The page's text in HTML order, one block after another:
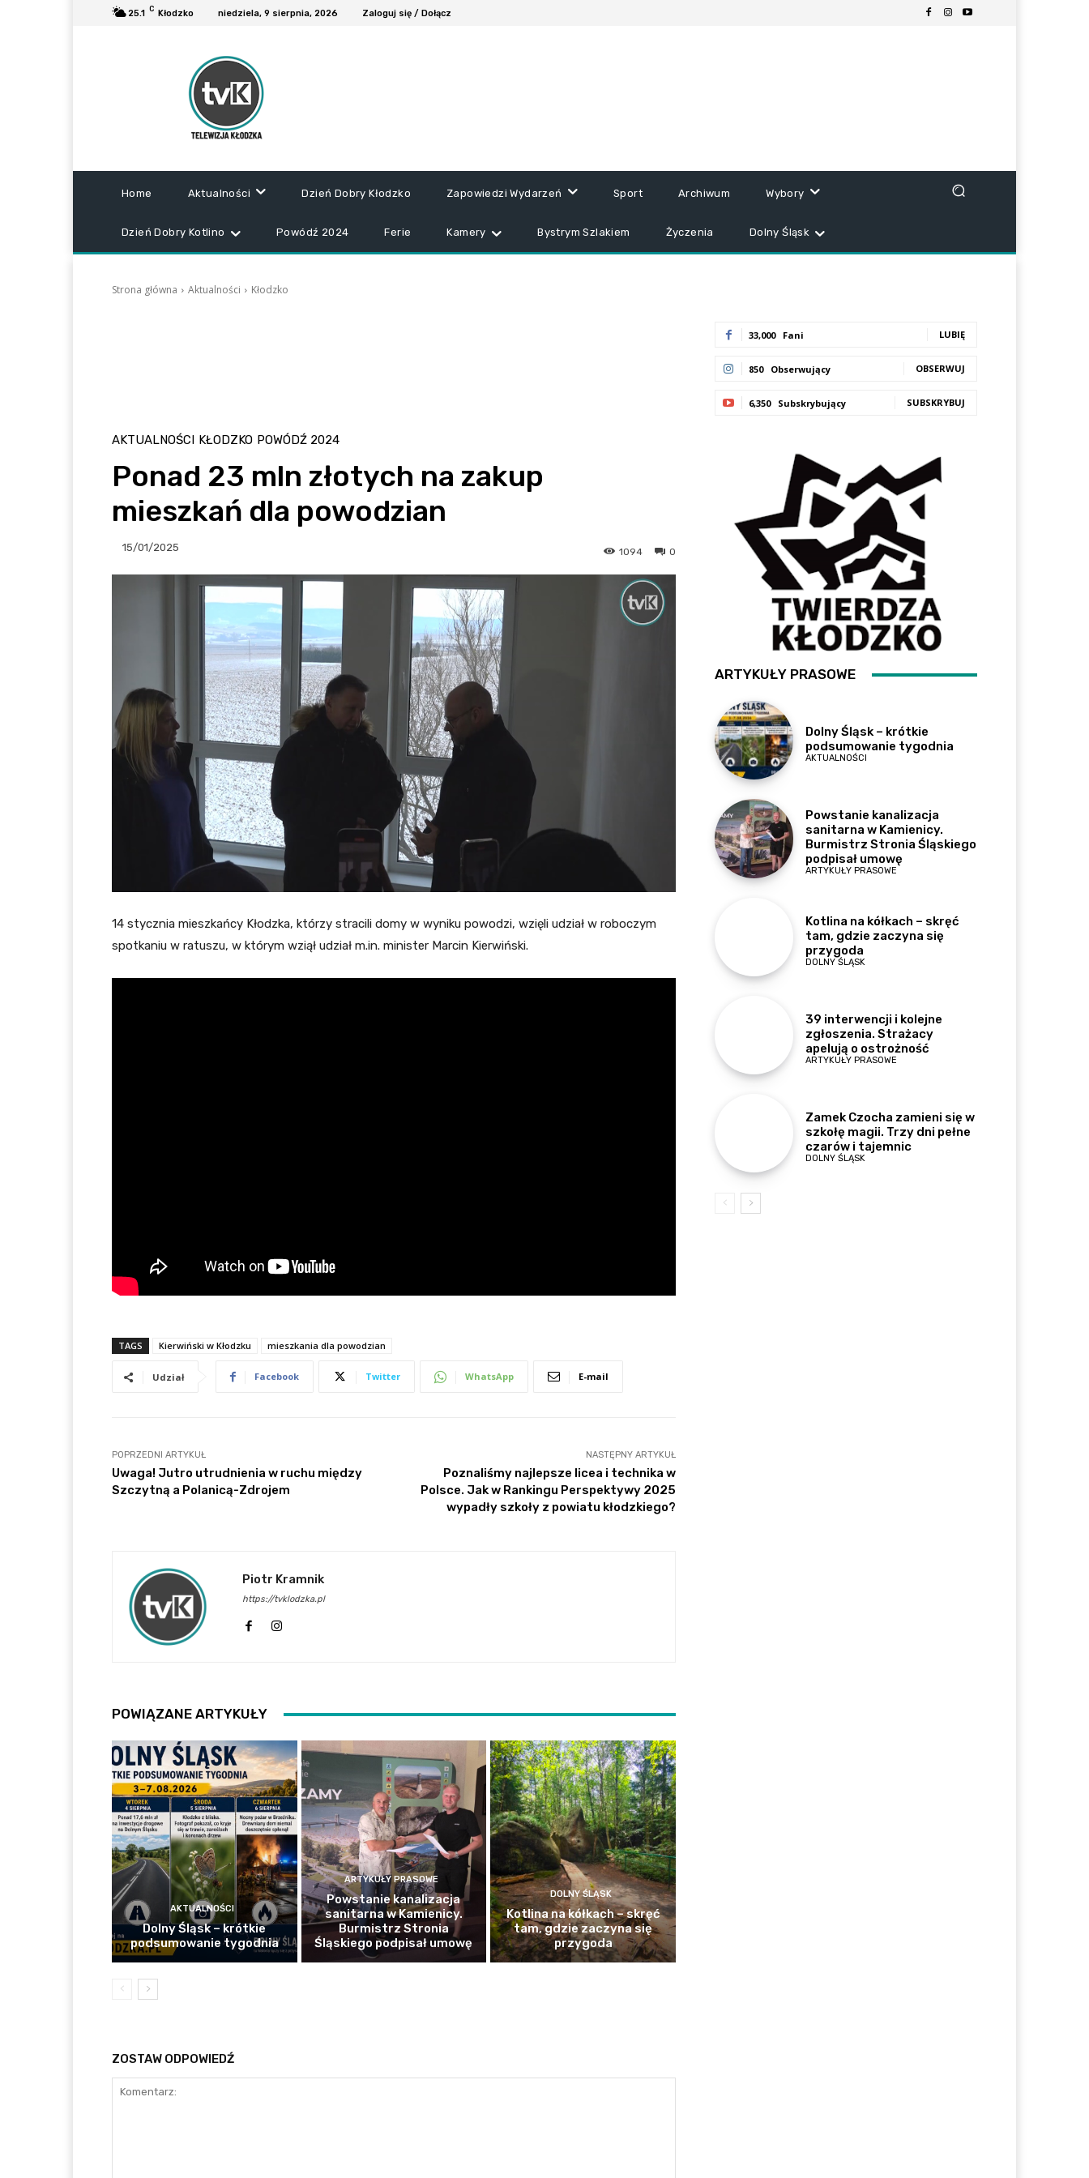
25.1 C Kłodzko niedziela, 9 sierpnia, 2026 Zaloguj się / Dołącz
Home Aktualności Dzień Dobry Kłodzko Zapowiedzi Wydarzeń Sport Archiwum Wybory
Dzień Dobry Kotlino Powódź 2024 Ferie Kamery Bystrym Szlakiem Życzenia Dolny Śląsk
Strona główna Aktualności Kłodzko
AKTUALNOŚCI KŁODZKO POWÓDŹ 2024
Ponad 23 mln złotych na zakup
mieszkań dla powodzian
15/01/2025 0
1094
14 stycznia mieszkańcy Kłodzka, którzy stracili domy w wyniku powodzi, wzięli udział w roboczym
spotkaniu w ratuszu, w którym wziął udział m.in. minister Marcin Kierwiński.
TAGS Kierwiński w Kłodzku mieszkania dla powodzian
Udział Facebook Twitter WhatsApp E-mail
POPRZEDNI ARTYKUŁ
Uwaga! Jutro utrudnienia w ruchu między
Szczytną a Polanicą-Zdrojem
NASTĘPNY ARTYKUŁ
Poznaliśmy najlepsze licea i technika w
Polsce. Jak w Rankingu Perspektywy 2025
wypadły szkoły z powiatu kłodzkiego?
Piotr Kramnik
https://tvklodzka.pl
POWIĄZANE ARTYKUŁY
AKTUALNOŚCI
Dolny Śląsk – krótkie
podsumowanie tygodnia
ARTYKUŁY PRASOWE
Powstanie kanalizacja
sanitarna w Kamienicy.
Burmistrz Stronia
Śląskiego podpisał umowę
DOLNY ŚLĄSK
Kotlina na kółkach – skręć
tam, gdzie zaczyna się
przygoda
ZOSTAW ODPOWIEDŹ
33,000 Fani LUBIĘ
850 Obserwujący OBSERWUJ
6,350 Subskrybujący SUBSKRYBUJ
ARTYKUŁY PRASOWE
Dolny Śląsk – krótkie
podsumowanie tygodnia
AKTUALNOŚCI
Powstanie kanalizacja
sanitarna w Kamienicy.
Burmistrz Stronia Śląskiego
podpisał umowę
ARTYKUŁY PRASOWE
Kotlina na kółkach – skręć
tam, gdzie zaczyna się
przygoda
DOLNY ŚLĄSK
39 interwencji i kolejne
zgłoszenia. Strażacy
apelują o ostrożność
ARTYKUŁY PRASOWE
Zamek Czocha zamieni się w
szkołę magii. Trzy dni pełne
czarów i tajemnic
DOLNY ŚLĄSK